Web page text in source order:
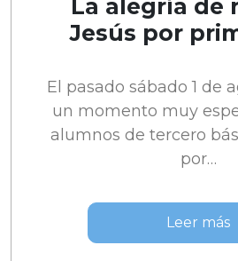
La alegría de
Jesús por
El pasado sábado 1 de
un momento muy
alumnos de tercero
por…
Leer más